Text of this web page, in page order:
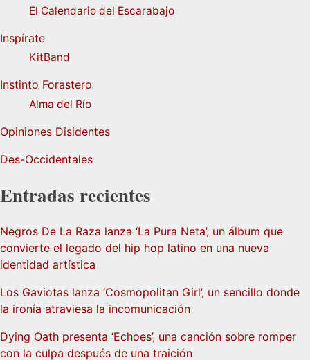
El Calendario del Escarabajo
Inspírate
KitBand
Instinto Forastero
Alma del Río
Opiniones Disidentes
Des-Occidentales
Entradas recientes
Negros De La Raza lanza ‘La Pura Neta’, un álbum que
convierte el legado del hip hop latino en una nueva
identidad artística
Los Gaviotas lanza ‘Cosmopolitan Girl’, un sencillo donde
la ironía atraviesa la incomunicación
Dying Oath presenta ‘Echoes’, una canción sobre romper
con la culpa después de una traición